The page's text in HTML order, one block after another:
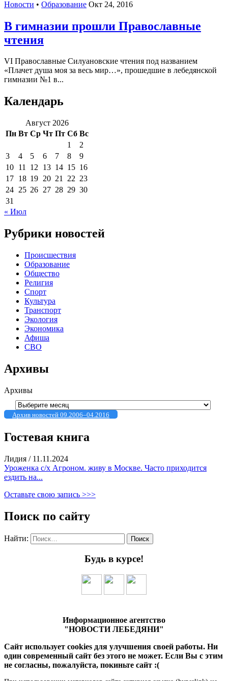
Новости • Образование Окт 24, 2016
В гимназии прошли Православные
чтения
VI Православные Силуановские чтения под названием
«Плачет душа моя за весь мир…», прошедшие в лебедянской
гимназии №1 в...
Календарь
Август 2026
Пн Вт Ср Чт Пт Сб Вс
1
2
3
4 5 6 7 8
9
10 11 12 13 14 15 16
17 18 19 20 21 22 23
24 25 26 27 28 29 30
31
« Июл
Рубрики новостей
Происшествия
Образование
Общество
Религия
Спорт
Культура
Транспорт
Экология
Экономика
Афиша
СВО
Архивы
Архивы
Архив новостей 09.2006–04.2016
Гостевая книга
Лидия / 11.11.2024
Уроженка с/х Агроном. живу в Москве. Часто приходится
ездить на...
Оставьте свою запись >>>
Поиск по сайту
Найти:
Будь в курсе!
Информационное агентство
"НОВОСТИ ЛЕБЕДЯНИ"
Сайт использует cookies для улучшения своей работы. Ни
один современный сайт без этого не может. Если Вы с этим
не согласны, пожалуйста, покиньте сайт :(